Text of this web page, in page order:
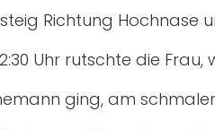
Richtung Hochnase
Uhr rutschte die
ging, am